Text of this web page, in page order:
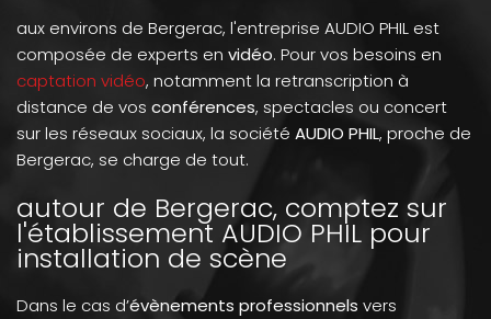
aux environs de Bergerac, l'entreprise AUDIO PHIL est
composée de experts en vidéo. Pour vos besoins en
captation vidéo, notamment la retranscription à
distance de vos conférences, spectacles ou concert
sur les réseaux sociaux, la société AUDIO PHIL, proche de
Bergerac, se charge de tout.
autour de Bergerac, comptez sur
l'établissement AUDIO PHIL pour
installation de scène
Dans le cas d’évènements professionnels vers